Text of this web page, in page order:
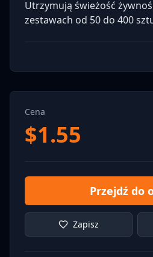
Utrzymują świeżość
zestawach od 50 do 400
Cena
$1.55
Przejdź do
Zapisz